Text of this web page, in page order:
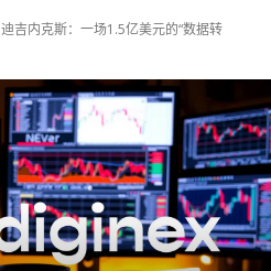
迪吉内克斯：一场1.5亿美元的“数据转